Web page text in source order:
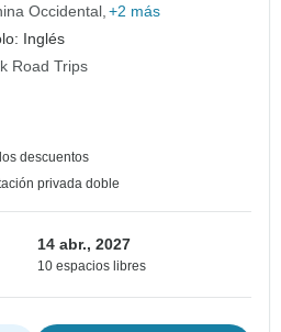
Occidental +2 más
Inglés
Road Trips
descuentos
privada doble
14 abr., 2027
10 espacios libres